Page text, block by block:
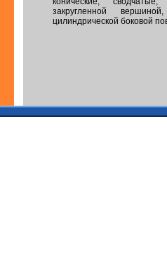
закругленной
цилиндрической боковой